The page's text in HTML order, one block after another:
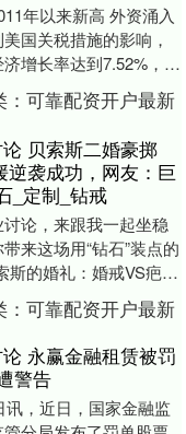
年以来新高 外资涌入
国关税措施的影响，
增长率达到7.52%，创
最高水平。越南财政
：可靠配资开户最新
贝索斯二婚豪掷
逆袭成功，网友：巨
_定制_钻戒
论，来跟我一起坐稳
来这场用“钻石”装点的
斯的婚礼：婚戒VS疤
哇哦，全球最富有的男
：可靠配资开户最新
永赢金融租赁被罚
警告
讯，近日，国家金融监